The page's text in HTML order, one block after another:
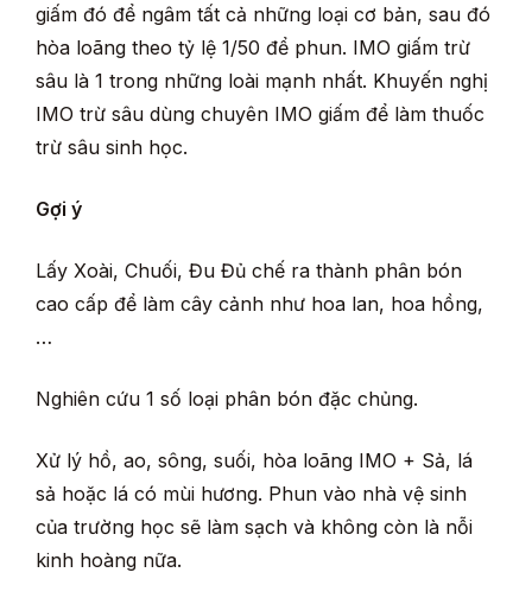
giấm đó để ngâm tất cả những loại cơ bản, sau đó
hòa loãng theo tỷ lệ 1/50 để phun. IMO giấm trừ
sâu là 1 trong những loài mạnh nhất. Khuyến nghị
IMO trừ sâu dùng chuyên IMO giấm để làm thuốc
trừ sâu sinh học.
Gợi ý
Lấy Xoài, Chuối, Đu Đủ chế ra thành phân bón
cao cấp để làm cây cảnh như hoa lan, hoa hồng,
…
Nghiên cứu 1 số loại phân bón đặc chủng.
Xử lý hồ, ao, sông, suối, hòa loãng IMO + Sả, lá
sả hoặc lá có mùi hương. Phun vào nhà vệ sinh
của trường học sẽ làm sạch và không còn là nỗi
kinh hoàng nữa.